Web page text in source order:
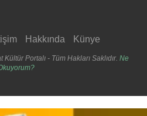
Hakkında Künye
Portalı - Tüm Hakları Saklıdır. Ne